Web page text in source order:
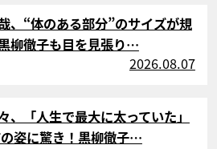
、“体のある部分”のサイズが規
柳徹子も目を見張り…
2026.08.07
、「人生で最大に太っていた」
姿に驚き！黒柳徹子…